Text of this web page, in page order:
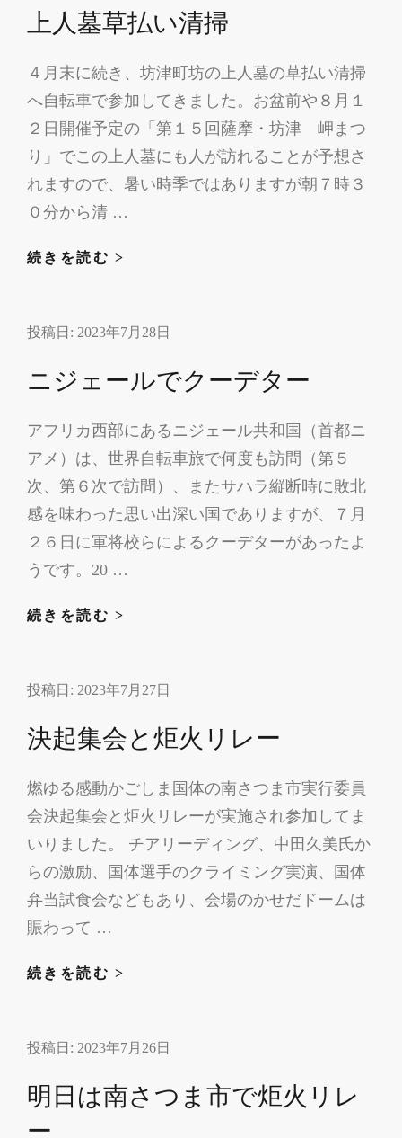
を
け
ー
作
戦
参
加
上人墓草払い清掃
４月末に続き、坊津町坊の上人墓の草払い清掃
へ自転車で参加してきました。お盆前や８月１
２日開催予定の「第１５回薩摩・坊津 岬まつ
り」でこの上人墓にも人が訪れることが予想さ
れますので、暑い時季ではありますが朝７時３
０分から清 …
続きを読む >
草
い
掃
投稿日: 2023年7月28日
ニジェールでクーデター
アフリカ西部にあるニジェール共和国（首都ニ
アメ）は、世界自転車旅で何度も訪問（第５
次、第６次で訪問）、またサハラ縦断時に敗北
感を味わった思い出深い国でありますが、７月
２６日に軍将校らによるクーデターがあったよ
うです。20 …
続きを読む >
ー
で
ー
デ
タ
ー
投稿日: 2023年7月27日
決起集会と炬火リレー
燃ゆる感動かごしま国体の南さつま市実行委員
会決起集会と炬火リレーが実施され参加してま
いりました。 チアリーディング、中田久美氏か
らの激励、国体選手のクライミング実演、国体
弁当試食会などもあり、会場のかせだドームは
賑わって …
続きを読む >
会
炬
投稿日: 2023年7月26日
明日は南さつま市で炬火リレ
ー